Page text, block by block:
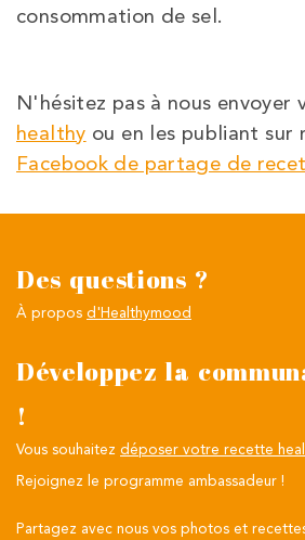
consommation de sel.
N'hésitez pas à nous envoyer
healthy ou en les publiant sur
Facebook de partage de
Des questions ?
À propos d'Healthymood
Développez la
!
Vous souhaitez déposer votre recette
Rejoignez le programme ambassadeur !
Partagez avec nous vos photos et